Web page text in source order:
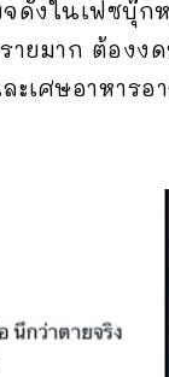
งในเฟซบุ๊กห
รายมาก ต้อ
ละเศษอาหา